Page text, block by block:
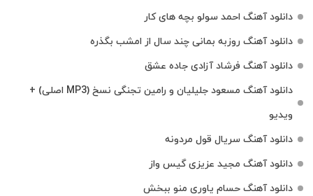
دانلود آهنگ احمد سولو بچه های کار
دانلود آهنگ روزبه بمانی چند سال از امشب بگذره
دانلود آهنگ فرشاد آزادی جاده عشق
دانلود آهنگ مسعود جلیلیان و رامین تجنگی نسخ (MP3 اصلی) +
ویدیو
دانلود آهنگ سریال قول مردونه
دانلود آهنگ مجید عزیزی گیس واز
دانلود آهنگ حسام یاوری منو ببخش